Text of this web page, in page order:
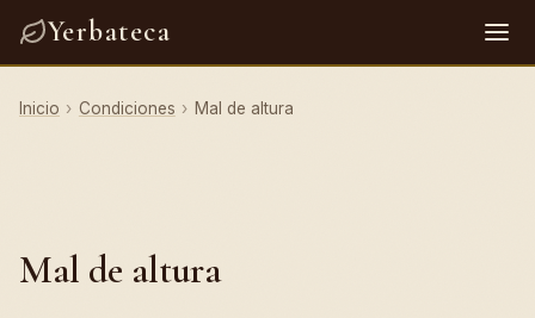
Yerbateca
Inicio › Condiciones › Mal de altura
Mal de altura